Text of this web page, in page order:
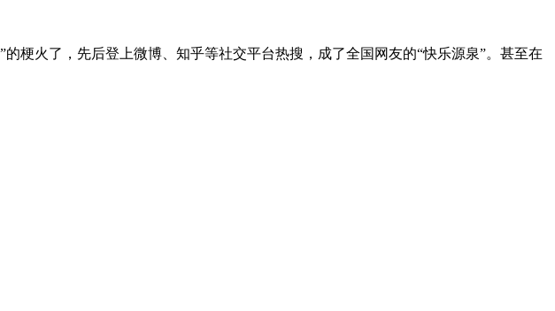
梗火了，先后登上微博、知乎等社交平台热搜，成了全国网友的“快乐源泉”。甚至在